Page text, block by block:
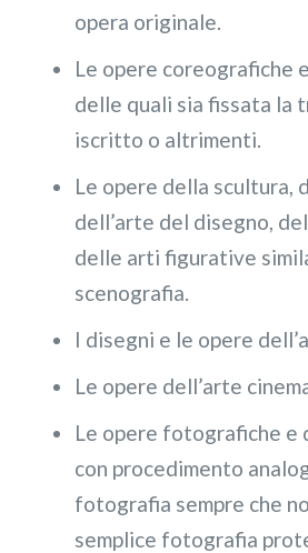
opera originale.
Le opere coreografiche
delle quali sia fissata la
iscritto o altrimenti.
Le opere della scultura,
dell’arte del disegno,
delle arti figurative
scenografia.
I disegni e le opere
Le opere dell’arte
Le opere fotografiche e
con procedimento
fotografia sempre che
semplice fotografia